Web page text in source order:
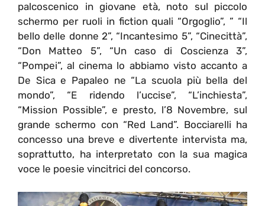
palcoscenico in giovane età, noto sul piccolo
schermo per ruoli in fiction quali “Orgoglio”, ” “Il
bello delle donne 2”, “Incantesimo 5”, “Cinecittà”,
“Don Matteo 5”, “Un caso di Coscienza 3”,
“Pompei”, al cinema lo abbiamo visto accanto a
De Sica e Papaleo ne “La scuola più bella del
mondo”, “E ridendo l’uccise”, “L’inchiesta”,
“Mission Possible”, e presto, l’8 Novembre, sul
grande schermo con “Red Land”. Bocciarelli ha
concesso una breve e divertente intervista ma,
soprattutto, ha interpretato con la sua magica
voce le poesie vincitrici del concorso.